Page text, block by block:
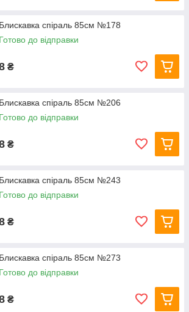
Блискавка спіраль 85см №178
Готово до відправки
₴
Блискавка спіраль 85см №206
Готово до відправки
₴
Блискавка спіраль 85см №243
Готово до відправки
₴
Блискавка спіраль 85см №273
Готово до відправки
₴